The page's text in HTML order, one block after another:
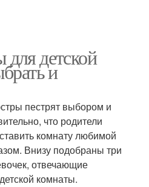
детской
и
пестрят выбором и
что родители
комнату любимой
Внизу подобраны три
отвечающие
комнаты.